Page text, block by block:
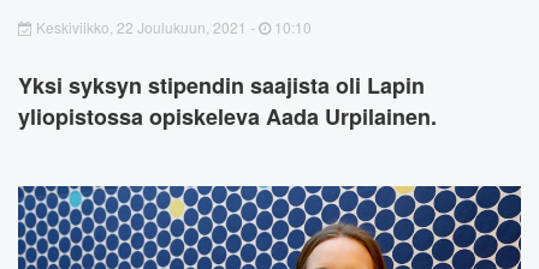
Keskiviikko, 22 Joulukuun, 2021 - 10:10
Yksi syksyn stipendin saajista oli Lapin
yliopistossa opiskeleva Aada Urpilainen.